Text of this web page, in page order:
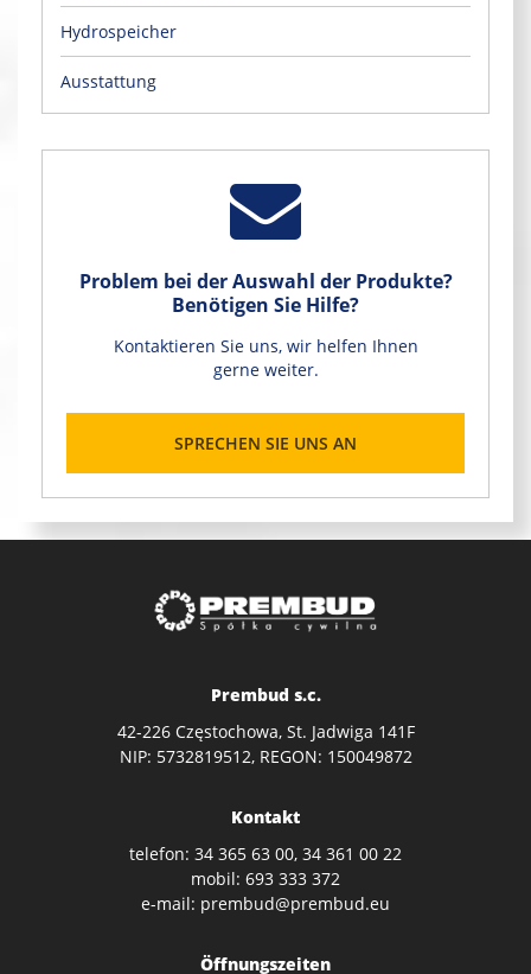
Hydrospeicher
Ausstattung
Problem bei der Auswahl der Produkte?
Benötigen Sie Hilfe?
Kontaktieren Sie uns, wir helfen Ihnen
gerne weiter.
SPRECHEN SIE UNS AN
Prembud s.c.
42-226 Częstochowa, St. Jadwiga 141F
NIP: 5732819512, REGON: 150049872
Kontakt
telefon: 34 365 63 00, 34 361 00 22
mobil: 693 333 372
e-mail: prembud@prembud.eu
Öffnungszeiten